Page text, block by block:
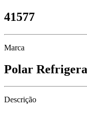
41577
Marca
Polar
Descrição